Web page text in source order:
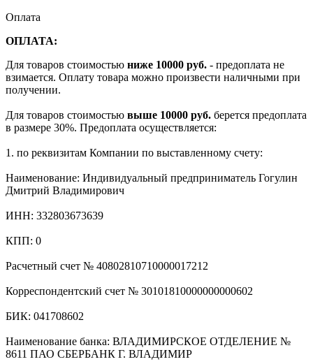
Оплата
ОПЛАТА:
Для товаров стоимостью ниже 10000 руб. - предоплата не
взимается. Оплату товара можно произвести наличными при
получении.
Для товаров стоимостью выше 10000 руб. берется предоплата
в размере 30%. Предоплата осуществляется:
1. по реквизитам Компании по выставленному счету:
Наименование: Индивидуальный предприниматель Гогулин
Дмитрий Владимирович
ИНН: 332803673639
КПП: 0
Расчетный счет № 40802810710000017212
Корреспондентский счет № 30101810000000000602
БИК: 041708602
Наименование банка: ВЛАДИМИРСКОЕ ОТДЕЛЕНИЕ №
8611 ПАО СБЕРБАНК Г. ВЛАДИМИР